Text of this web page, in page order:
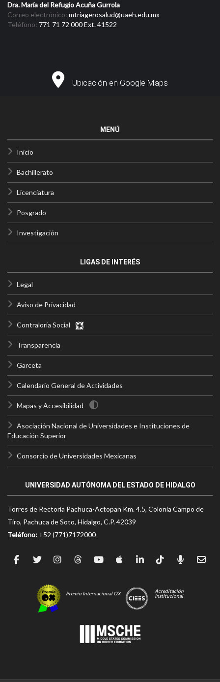
Dra. María del Refugio Acuña Gurrola
Correo electrónico: mtriagerosalud@uaeh.edu.mx
Teléfono: 771 71 72 000 Ext. 41522
Ubicación en Google Maps
MENÚ
Inicio
Bachillerato
Licenciatura
Posgrado
Investigación
LIGAS DE INTERÉS
Legal
Aviso de Privacidad
Contraloría Social
Transparencia
Garceta
Calendario General de Actividades
Mapas y Accesibilidad
Asociación Nacional de Universidades e Instituciones de
Educación Superior
Consorcio de Universidades Mexicanas
UNIVERSIDAD AUTÓNOMA DEL ESTADO DE HIDALGO
Torres de Rectoría Pachuca-Actopan Km. 4.5, Colonia Campo de
Tiro, Pachuca de Soto, Hidalgo, C.P. 42039
Teléfono: +52 (771)7172000
Premio Internacional OX
Acreditación
Institucional